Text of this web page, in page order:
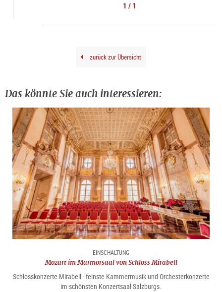
The
1 / 1
zurück zur Übersicht
Das könnte Sie auch interessieren:
EINSCHALTUNG
Mozart im Marmorsaal von Schloss Mirabell
Schlosskonzerte Mirabell - feinste Kammermusik und Orchesterkonzerte
im schönsten Konzertsaal Salzburgs.